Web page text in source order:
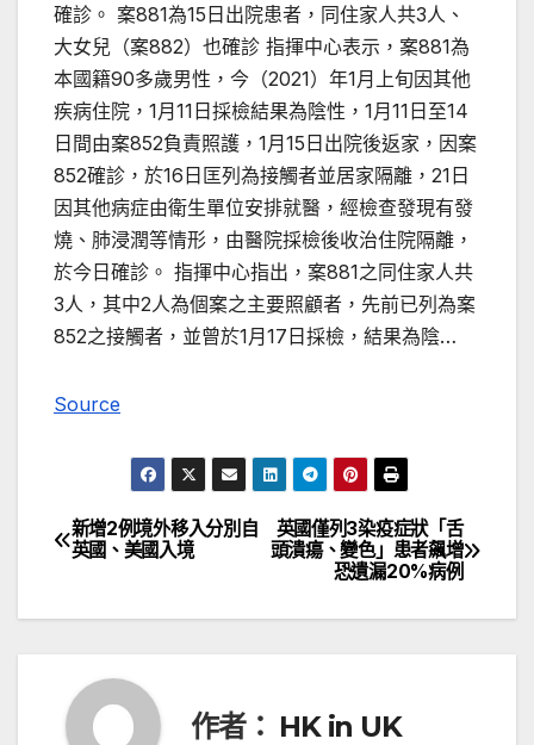
確診。 案881為15日出院患者，同住家人共3人、
大女兒（案882）也確診 指揮中心表示，案881為
本國籍90多歲男性，今（2021）年1月上旬因其他
疾病住院，1月11日採檢結果為陰性，1月11日至14
日間由案852負責照護，1月15日出院後返家，因案
852確診，於16日匡列為接觸者並居家隔離，21日
因其他病症由衛生單位安排就醫，經檢查發現有發
燒、肺浸潤等情形，由醫院採檢後收治住院隔離，
於今日確診。 指揮中心指出，案881之同住家人共
3人，其中2人為個案之主要照顧者，先前已列為案
852之接觸者，並曾於1月17日採檢，結果為陰…
Source
文
覽
英國僅列3染疫症狀「舌
頭潰瘍、變色」患者飆增
恐遺漏20%病例
新增2例境外移入分別自
英國、美國入境
作者： HK in UK